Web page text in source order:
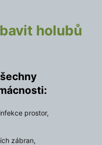
holubů
prostor,
zábran,